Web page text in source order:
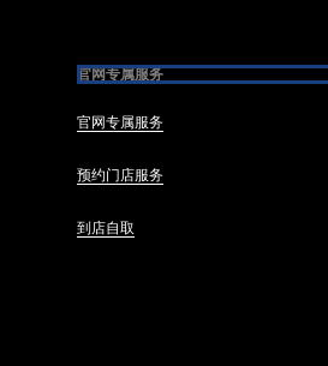
官网专属服务
官网专属服务
预约门店服务
到店自取